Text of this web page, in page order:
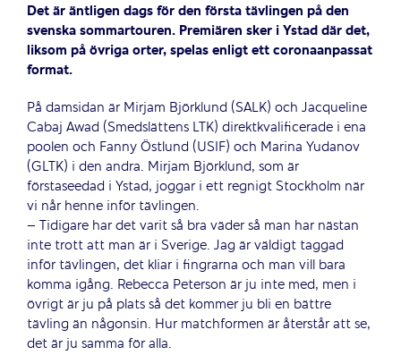
Det är äntligen dags för den första tävlingen på den
svenska sommartouren. Premiären sker i Ystad där det,
liksom på övriga orter, spelas enligt ett coronaanpassat
format.
På damsidan är Mirjam Björklund (SALK) och Jacqueline
Cabaj Awad (Smedslättens LTK) direktkvalificerade i ena
poolen och Fanny Östlund (USIF) och Marina Yudanov
(GLTK) i den andra. Mirjam Björklund, som är
förstaseedad i Ystad, joggar i ett regnigt Stockholm när
vi når henne inför tävlingen.
– Tidigare har det varit så bra väder så man har nästan
inte trott att man är i Sverige. Jag är väldigt taggad
inför tävlingen, det kliar i fingrarna och man vill bara
komma igång. Rebecca Peterson är ju inte med, men i
övrigt är ju på plats så det kommer ju bli en bättre
tävling än någonsin. Hur matchformen är återstår att se,
det är ju samma för alla.